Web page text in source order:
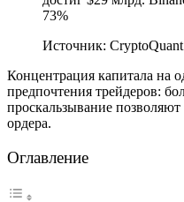
Источник:
Концентрация капитала на
предпочтения трейдеров:
проскальзывание
ордера.
Оглавление